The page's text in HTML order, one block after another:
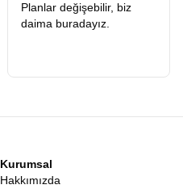
Planlar değişebilir, biz
daima buradayız.
Kurumsal
Hakkımızda